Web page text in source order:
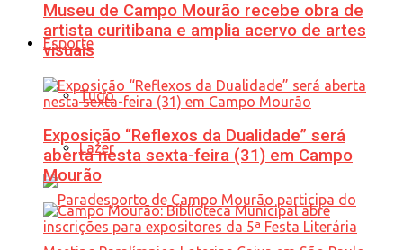
Esporte
Tudo
Lazer
Museu de Campo Mourão recebe obra de
artista curitibana e amplia acervo de artes
visuais
Exposição “Reflexos da Dualidade” será
aberta nesta sexta-feira (31) em Campo
Mourão